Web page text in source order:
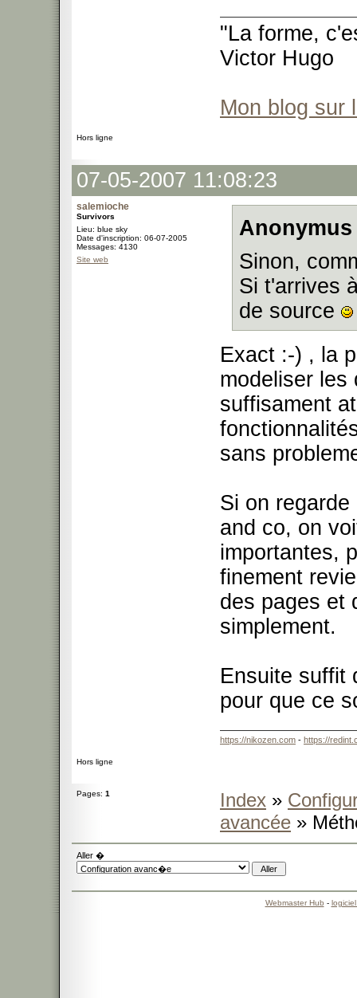
"La forme,
Victor Hugo
Mon blog sur
Hors ligne
07-05-2007 11:08:23
salemioche
Survivors
Lieu: blue sky
Date d'inscription: 06-07-2005
Messages: 4130
Site web
Sinon,
Si t'arrives
de source
Exact :-) , la
modeliser les
suffisament
sans
Si on
and co, on
importantes,
finement
des pages et
simplement.
Ensuite suffit
pour que ce
https://nikozen.com - https://
Hors ligne
Pages: 1 Index »
avancée »
Aller �
Webmaster Hub -